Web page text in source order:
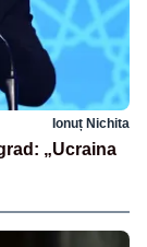
Ionuț Nichita
„Ucraina